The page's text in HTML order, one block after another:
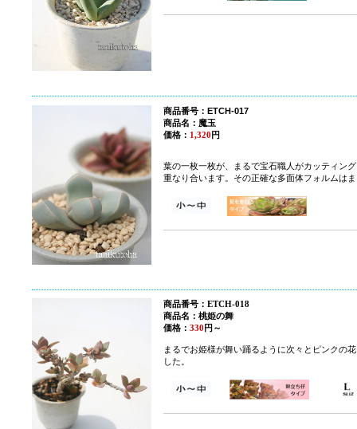
商品番号：ETCH-017
商品名： 魔玉
価格： 1,320 円
葉の一枚一枚が、まるで宝石職人がカッティン
重なり合います。その正確な多面体フォルムは
商品番号：ETCH-018
商品名：桃姫の舞
価格： 330 円～
まるでお姫様が舞い踊るように次々とピンクの
した。